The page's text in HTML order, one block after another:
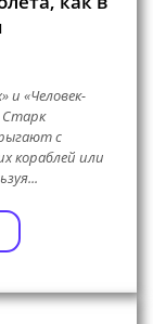
и «Человек-
Старк
с
кораблей или